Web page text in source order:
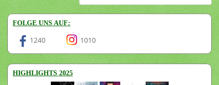
FOLGE UNS AUF:
1240 1010
HIGHLIGHTS 2025